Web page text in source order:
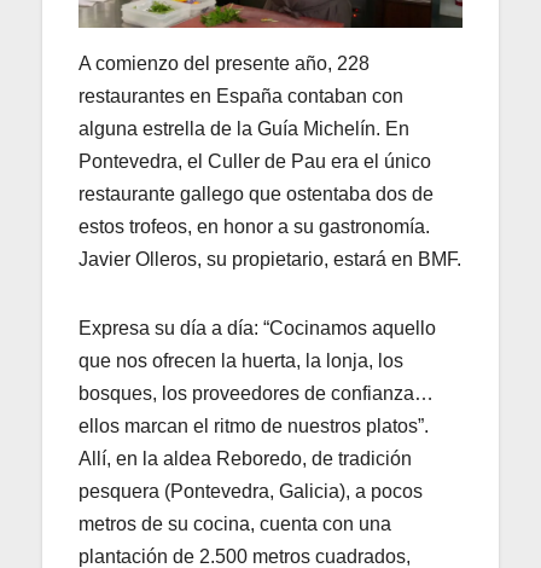
A comienzo del presente año, 228
restaurantes en España contaban con
alguna estrella de la Guía Michelín. En
Pontevedra, el Culler de Pau era el único
restaurante gallego que ostentaba dos de
estos trofeos, en honor a su gastronomía.
Javier Olleros, su propietario, estará en BMF.
Expresa su día a día: “Cocinamos aquello
que nos ofrecen la huerta, la lonja, los
bosques, los proveedores de confianza…
ellos marcan el ritmo de nuestros platos”.
Allí, en la aldea Reboredo, de tradición
pesquera (Pontevedra, Galicia), a pocos
metros de su cocina, cuenta con una
plantación de 2.500 metros cuadrados,